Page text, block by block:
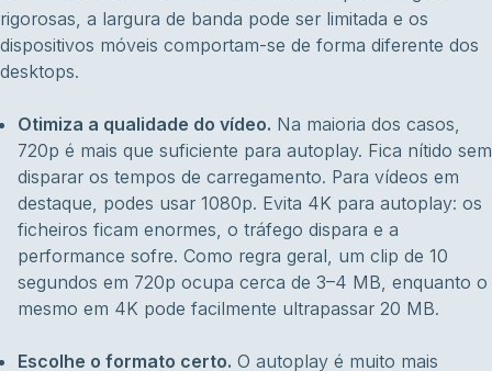
rigorosas, a largura de banda pode ser limitada e os
dispositivos móveis comportam-se de forma diferente dos
desktops.
Otimiza a qualidade do vídeo. Na maioria dos casos,
720p é mais que suficiente para autoplay. Fica nítido sem
disparar os tempos de carregamento. Para vídeos em
destaque, podes usar 1080p. Evita 4K para autoplay: os
ficheiros ficam enormes, o tráfego dispara e a
performance sofre. Como regra geral, um clip de 10
segundos em 720p ocupa cerca de 3–4 MB, enquanto o
mesmo em 4K pode facilmente ultrapassar 20 MB.
Escolhe o formato certo. O autoplay é muito mais